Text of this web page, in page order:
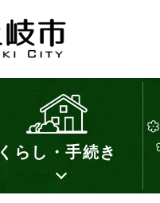
くらし・手続き